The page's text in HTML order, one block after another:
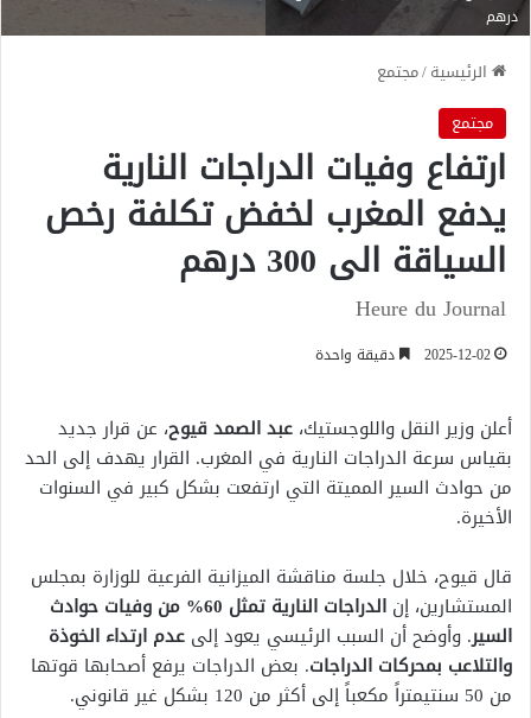
درهم
الرئيسية/مجتمع
مجتمع
ارتفاع وفيات الدراجات النارية
يدفع المغرب لخفض تكلفة رخص
السياقة الى 300 درهم
Heure du Journal
2025-12-02 دقيقة واحدة
أعلن وزير النقل واللوجستيك، عبد الصمد قيوح، عن قرار جديد
بقياس سرعة الدراجات النارية في المغرب. القرار يهدف إلى الحد
من حوادث السير المميتة التي ارتفعت بشكل كبير في السنوات
الأخيرة.
قال قيوح، خلال جلسة مناقشة الميزانية الفرعية للوزارة بمجلس
المستشارين، إن
الدراجات النارية تمثل 60% من وفيات حوادث
السير. وأوضح أن السبب الرئيسي يعود إلى عدم ارتداء الخوذة
والتلاعب بمحركات الدراجات. بعض الدراجات يرفع أصحابها قوتها
من 50 سنتيمتراً مكعباً إلى أكثر من 120 بشكل غير قانوني.